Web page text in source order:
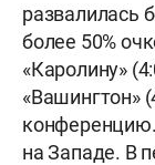
развалилась
более 50%
«Каролину»
«Вашингтон»
на Западе. В